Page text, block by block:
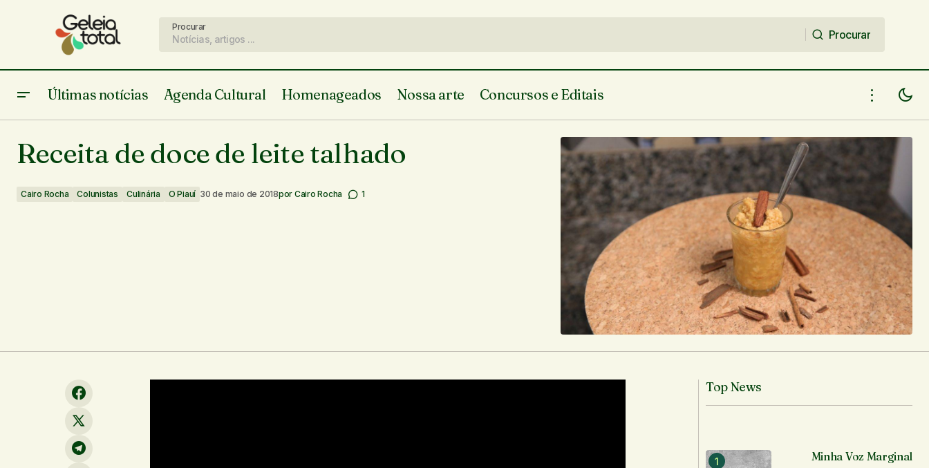
Procurar
Procurar
Últimas notícias Agenda Cultural Homenageados Nossa arte Concursos e Editais
A poesia, de João Carlos M. Bezerra Colunistas Receita de doce de leite talhado
Workshop "Na Batida do Raggae" -
Teresina - 30/05/18
Receita de doce de leite talhado
Cairo Rocha Colunistas Culinária O Piauí 30 de maio de 2018por Cairo Rocha 1
Top News
Minha Voz Marginal